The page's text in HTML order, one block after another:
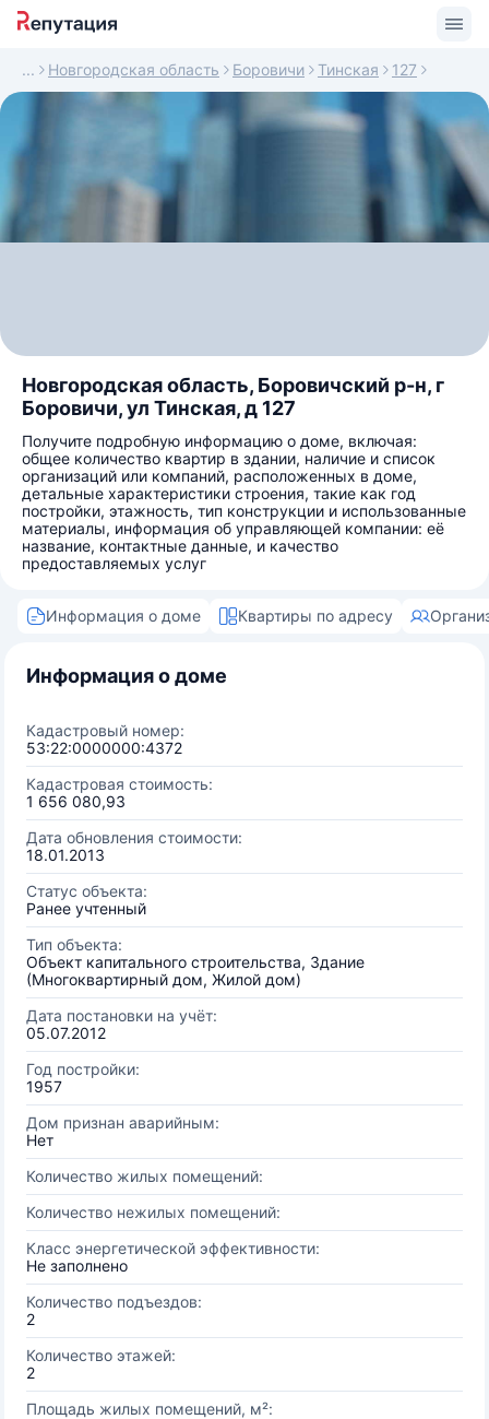
Новгородская область Боровичи Тинская 127
Новгородская область, Боровичский р-н, г
Боровичи, ул Тинская, д 127
Получите подробную информацию о доме, включая:
общее количество квартир в здании, наличие и список
организаций или компаний, расположенных в доме,
детальные характеристики строения, такие как год
постройки, этажность, тип конструкции и использованные
материалы, информация об управляющей компании: её
название, контактные данные, и качество
предоставляемых услуг
Информация о доме Квартиры по адресу
Информация о доме
Кадастровый номер:
53:22:0000000:4372
Кадастровая стоимость:
1 656 080,93
Дата обновления стоимости:
18.01.2013
Статус объекта:
Ранее учтенный
Тип объекта:
Объект капитального строительства, Здание
(Многоквартирный дом, Жилой дом)
Дата постановки на учёт:
05.07.2012
Год постройки:
1957
Дом признан аварийным:
Нет
Количество жилых помещений:
Количество нежилых помещений:
Класс энергетической эффективности:
Не заполнено
Количество подъездов:
2
Количество этажей:
2
Площадь жилых помещений, м²: